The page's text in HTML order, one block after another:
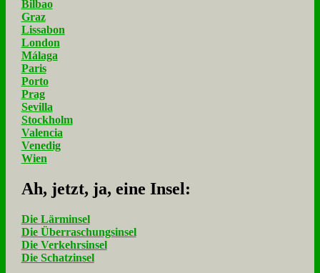
Bilbao
Graz
Lissabon
London
Málaga
Paris
Porto
Prag
Sevilla
Stockholm
Valencia
Venedig
Wien
Ah, jetzt, ja, ei­ne In­sel:
Die Lärminsel
Die Überraschungsinsel
Die Verkehrsinsel
Die Schatzinsel